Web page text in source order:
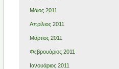
Μάιος 2011
Απρίλιος 2011
Μάρτιος 2011
Φεβρουάριος 2011
Ιανουάριος 2011